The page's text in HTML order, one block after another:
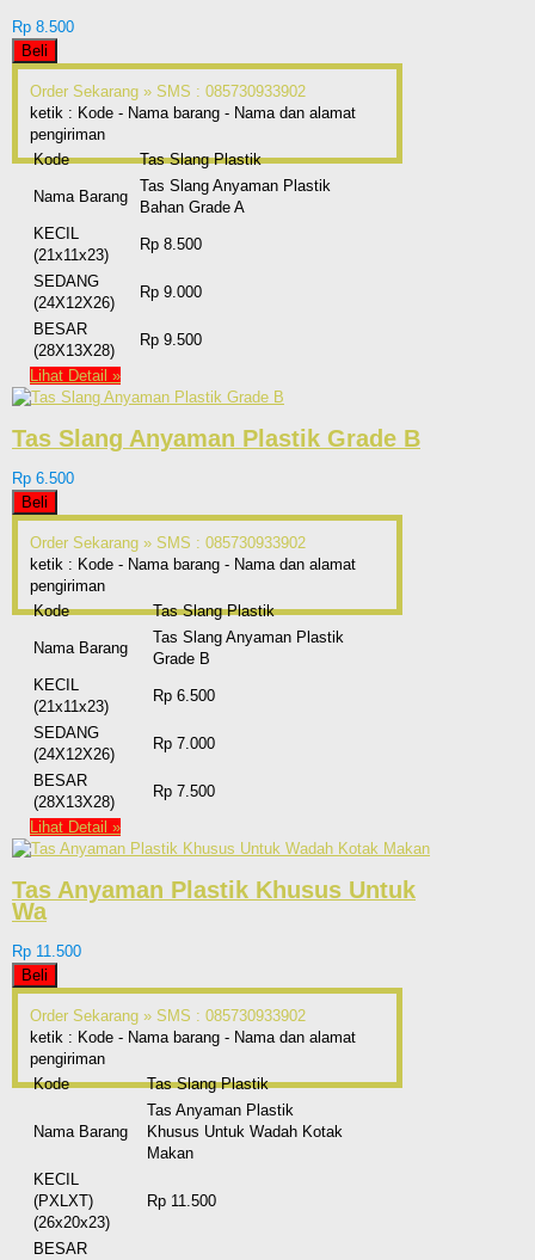
Rp 8.500
Beli
Order Sekarang » SMS : 085730933902
ketik : Kode - Nama barang - Nama dan alamat
pengiriman
Kode
Tas Slang Plastik
Nama Barang
Tas Slang Anyaman Plastik
Bahan Grade A
KECIL
(21x11x23)
Rp 8.500
SEDANG
(24X12X26)
Rp 9.000
BESAR
(28X13X28)
Rp 9.500
Lihat Detail »
Tas Slang Anyaman Plastik Grade B
Rp 6.500
Beli
Order Sekarang » SMS : 085730933902
ketik : Kode - Nama barang - Nama dan alamat
pengiriman
Kode
Tas Slang Plastik
Nama Barang
Tas Slang Anyaman Plastik
Grade B
KECIL
(21x11x23)
Rp 6.500
SEDANG
(24X12X26)
Rp 7.000
BESAR
(28X13X28)
Rp 7.500
Lihat Detail »
Tas Anyaman Plastik Khusus Untuk
Wa
Rp 11.500
Beli
Order Sekarang » SMS : 085730933902
ketik : Kode - Nama barang - Nama dan alamat
pengiriman
Kode
Tas Slang Plastik
Nama Barang
Tas Anyaman Plastik
Khusus Untuk Wadah Kotak
Makan
KECIL
(PXLXT)
(26x20x23)
Rp 11.500
BESAR